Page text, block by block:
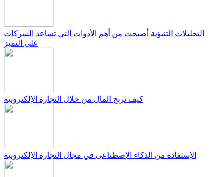
التحليلات التنبؤية أصبحت من أهم الأدوات التي تساعد الشركات
على التميز
كيف تربح المال من خلال التجارة الإلكترونية
الإستفادة من الذكاء الإصطناعى في مجال التجارة الإلكترونية